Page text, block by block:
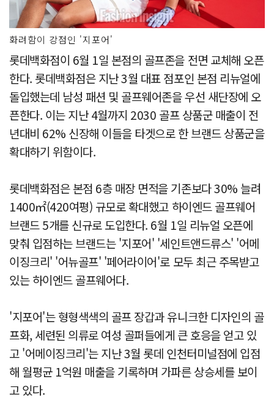
화려함이 강점인 '지포어'
롯데백화점이 6월 1일 본점의 골프존을 전면 교체해 오픈
한다. 롯데백화점은 지난 3월 대표 점포인 본점 리뉴얼에
돌입했는데 남성 패션 및 골프웨어존을 우선 새단장에 오
픈한다. 이는 지난 4월까지 2030 골프 상품군 매출이 전
년대비 62% 신장해 이들을 타겟으로 한 브랜드 상품군을
확대하기 위함이다.
롯데백화점은 본점 6층 매장 면적을 기존보다 30% 늘려
1400㎡(420여평) 규모로 확대했고 하이엔드 골프웨어
브랜드 5개를 신규로 도입한다. 6월 1일 리뉴얼 오픈에
맞춰 입점하는 브랜드는 '지포어' '세인트앤드류스' '어메
이징크리' '어뉴골프' '페어라이어'로 모두 최근 주목받고
있는 하이엔드 골프웨어다.
'지포어'는 형형색색의 골프 장갑과 유니크한 디자인의 골
프화, 세련된 의류로 여성 골퍼들에게 큰 호응을 얻고 있
고 '어메이징크리'는 지난 3월 롯데 인천터미널점에 입점
해 월평균 1억원 매출을 기록하며 가파른 상승세를 보이
고 있다.